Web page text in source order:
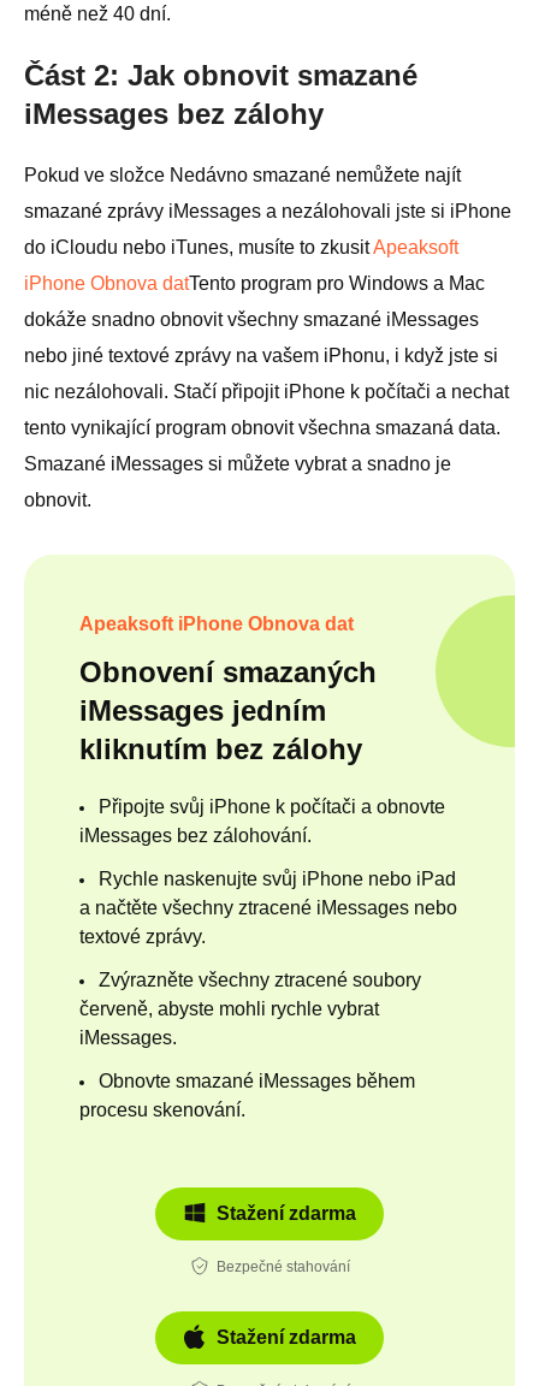
méně než 40 dní.
Část 2: Jak obnovit smazané
iMessages bez zálohy
Pokud ve složce Nedávno smazané nemůžete najít
smazané zprávy iMessages a nezálohovali jste si iPhone
do iCloudu nebo iTunes, musíte to zkusitApeaksoft
iPhone Obnova datTento program pro Windows a Mac
dokáže snadno obnovit všechny smazané iMessages
nebo jiné textové zprávy na vašem iPhonu, i když jste si
nic nezálohovali. Stačí připojit iPhone k počítači a nechat
tento vynikající program obnovit všechna smazaná data.
Smazané iMessages si můžete vybrat a snadno je
obnovit.
Apeaksoft iPhone Obnova dat
Obnovení smazaných
iMessages jedním
kliknutím bez zálohy
Připojte svůj iPhone k počítači a obnovte
iMessages bez zálohování.
Rychle naskenujte svůj iPhone nebo iPad
a načtěte všechny ztracené iMessages nebo
textové zprávy.
Zvýrazněte všechny ztracené soubory
červeně, abyste mohli rychle vybrat
iMessages.
Obnovte smazané iMessages během
procesu skenování.
Stažení zdarma
Bezpečné stahování
Stažení zdarma